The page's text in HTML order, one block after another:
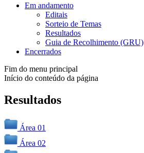
Em andamento
Editais
Sorteio de Temas
Resultados
Guia de Recolhimento (GRU)
Encerrados
Fim do menu principal
Início do conteúdo da página
Resultados
Área 01
Área 02